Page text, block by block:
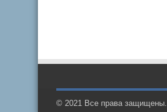
© 2021 Все права защищены.